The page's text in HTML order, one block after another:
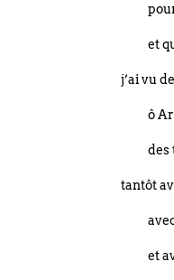
et
j’ai vu
ô
des
tantôt
et